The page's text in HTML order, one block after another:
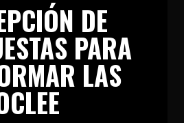
DE
PARA
LAS